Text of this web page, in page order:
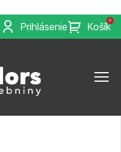
Prihlásenie
0
Košík